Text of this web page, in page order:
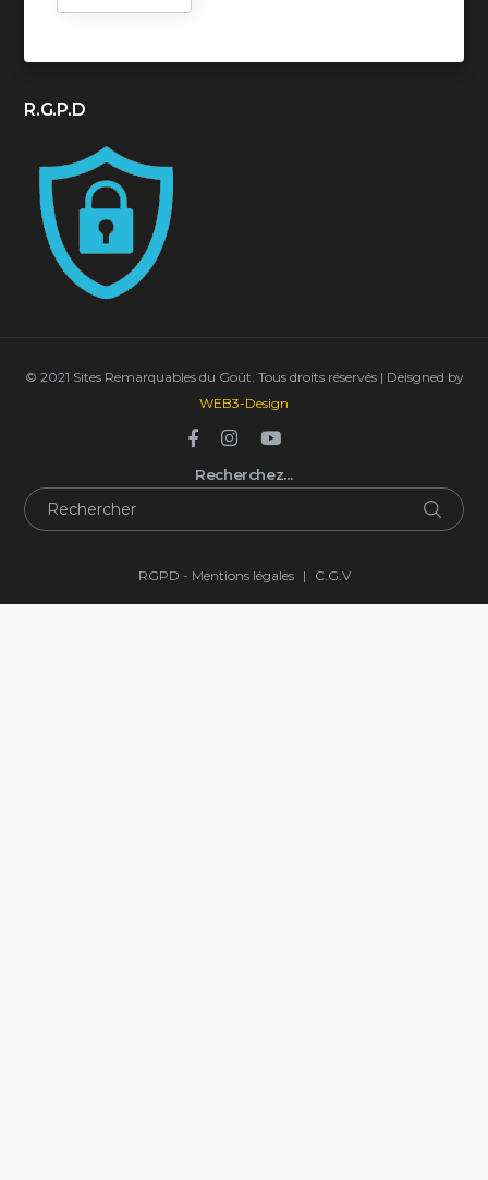
R.G.P.D
© 2021 Sites Remarquables du Goût. Tous droits réservés | Deisgned by
WEB3-Design
Recherchez…
RGPD - Mentions légales | C.G.V